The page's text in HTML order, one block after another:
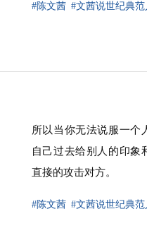
#陈文茜 #文茜说世纪典范
所以当你无法说服一个
自己过去给别人的印象
直接的攻击对方。
#陈文茜 #文茜说世纪典范